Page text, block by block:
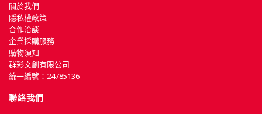
關於我們
隱私權政策
合作洽談
企業採購服務
購物須知
群彩文創有限公司
統一編號：24785136
聯絡我們